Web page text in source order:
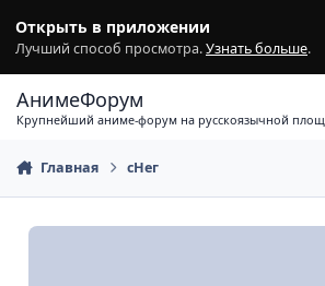
Открыть в приложении
Лучший способ просмотра.Узнать больше.
АнимеФорум
Крупнейший аниме-форум на русскоязычной
Главная сНег